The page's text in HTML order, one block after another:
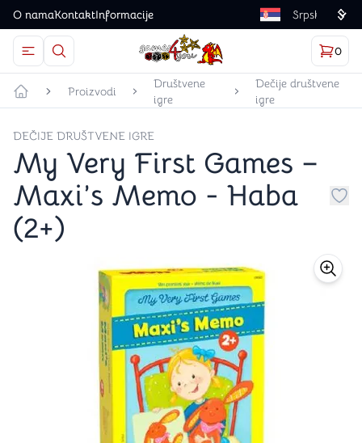
O namaKontaktInformacije Language
Otvorite meni
Dugme u obliku lupe predstavlja ikonicu za
Games4you logo
0
Početna strana
Proizvodi
Društvene
igre
Dečije društvene
igre
DEČIJE DRUŠTVENE IGRE
My Very First Games –
Maxi’s Memo - Haba
(2+)